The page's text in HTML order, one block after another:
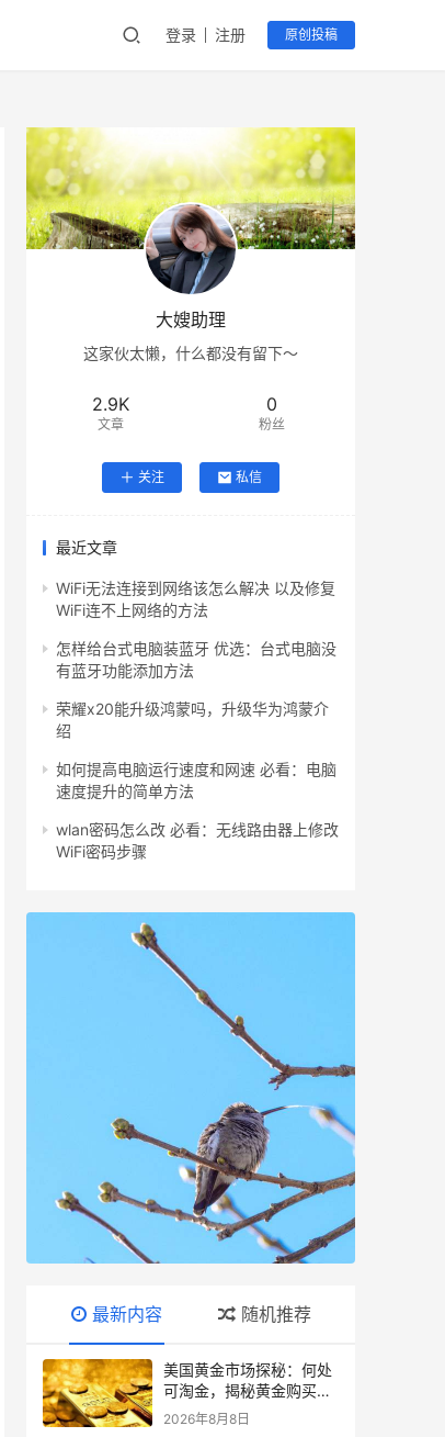
登录 注册 原创投稿
大嫂助理
这家伙太懒，什么都没有留下～
2.9K
文章
0
粉丝
关注 私信
最近文章
WiFi无法连接到网络该怎么解决 以及修复
WiFi连不上网络的方法
怎样给台式电脑装蓝牙 优选：台式电脑没
有蓝牙功能添加方法
荣耀x20能升级鸿蒙吗，升级华为鸿蒙介
绍
如何提高电脑运行速度和网速 必看：电脑
速度提升的简单方法
wlan密码怎么改 必看：无线路由器上修改
WiFi密码步骤
最新内容 随机推荐
美国黄金市场探秘：何处
可淘金，揭秘黄金购买指
南
2026年8月8日